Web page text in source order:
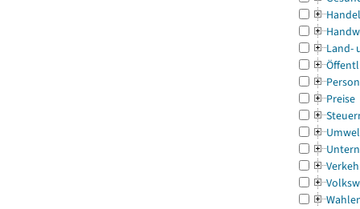
Land-
Preise